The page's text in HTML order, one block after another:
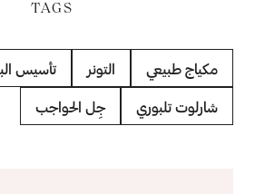
TAGS
مكياج طبيعي التونر تأسيس
شارلوت تلبوري جِل الحواجب